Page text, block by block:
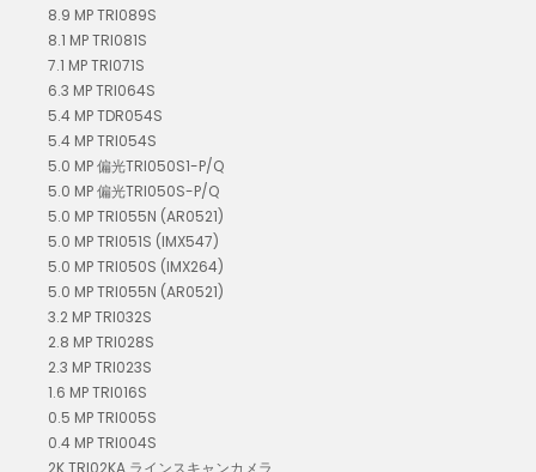
8.9 MP TRI089S
8.1 MP TRI081S
7.1 MP TRI071S
6.3 MP TRI064S
5.4 MP TDR054S
5.4 MP TRI054S
5.0 MP 偏光TRI050S1-P/Q
5.0 MP 偏光TRI050S-P/Q
5.0 MP TRI055N (AR0521)
5.0 MP TRI051S (IMX547)
5.0 MP TRI050S (IMX264)
5.0 MP TRI055N (AR0521)
3.2 MP TRI032S
2.8 MP TRI028S
2.3 MP TRI023S
1.6 MP TRI016S
0.5 MP TRI005S
0.4 MP TRI004S